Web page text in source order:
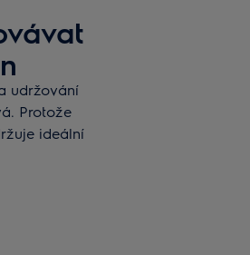
udržování
Protože
ideální